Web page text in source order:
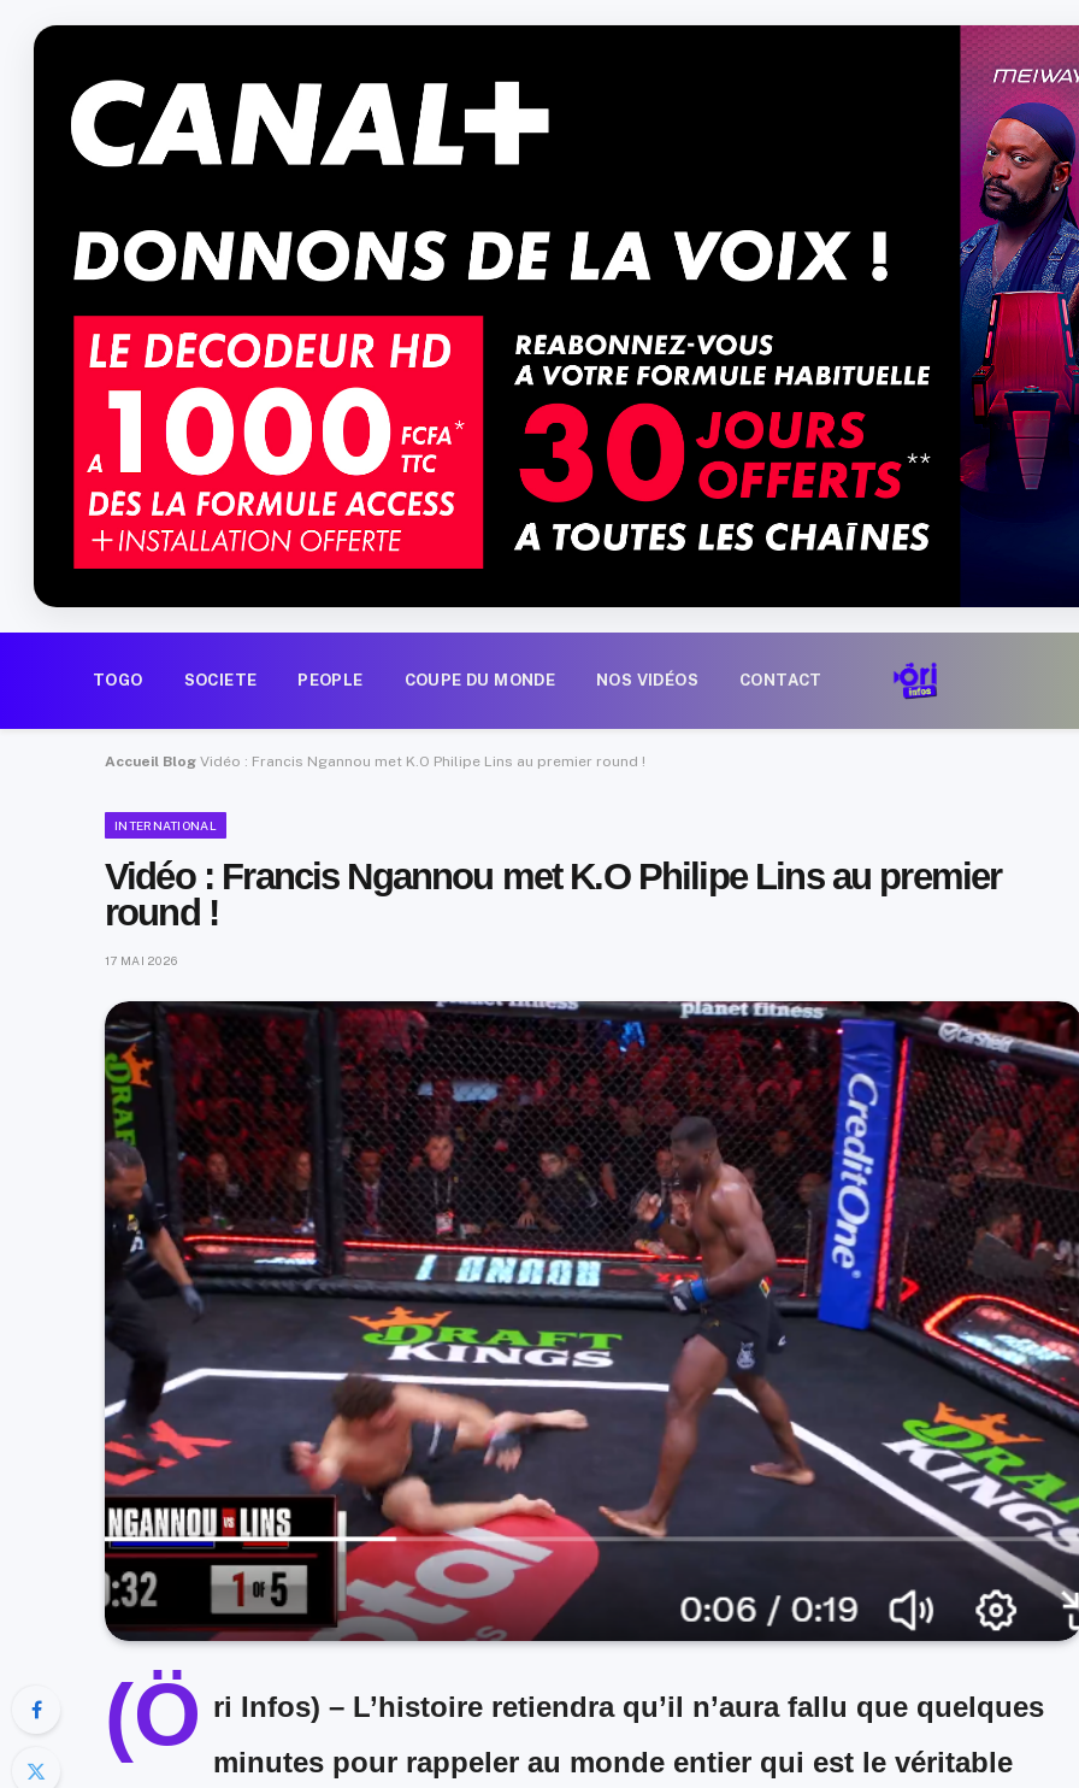
TOGO SOCIETE PEOPLE COUPE DU MONDE NOS VIDÉOS CONTACT
Accueil Blog Vidéo : Francis Ngannou met K.O Philipe Lins au premier round !
INTERNATIONAL
Vidéo : Francis Ngannou met K.O Philipe Lins au premier
round !
17 MAI 2026
(Ö ri Infos) – L’histoire retiendra qu’il n’aura fallu que quelques
minutes pour rappeler au monde entier qui est le véritable